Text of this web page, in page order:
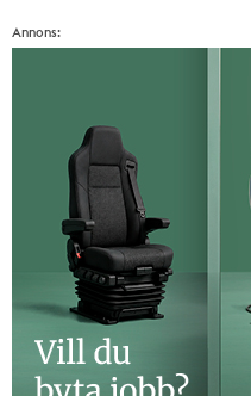
Annons: